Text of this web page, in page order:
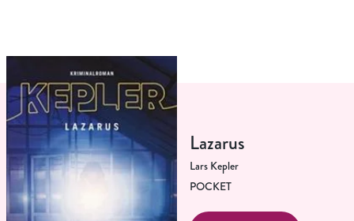
Lazarus
Lars Kepler
POCKET